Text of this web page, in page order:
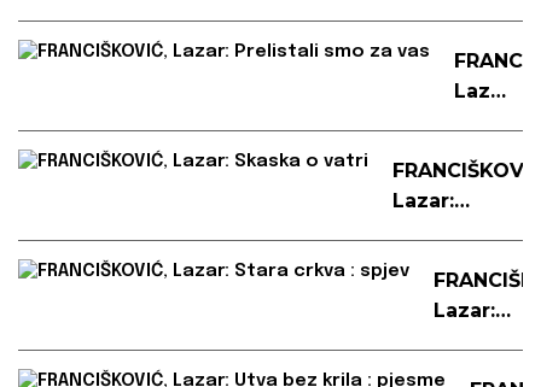
II
Lazar:
za
vas
Lazar:
vatri
Lazar:
crkva :